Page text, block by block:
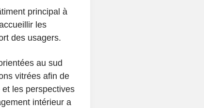
principal à
les
des usagers.
au sud
vitrées afin de
les perspectives
intérieur a